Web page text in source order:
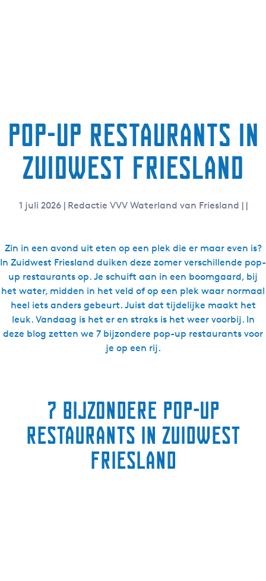
Pop-up restaurants in
Zuidwest Friesland
1 juli 2026 | Redactie VVV Waterland van Friesland | |
Zin in een avond uit eten op een plek die er maar even is?
In Zuidwest Friesland duiken deze zomer verschillende pop-
up restaurants op. Je schuift aan in een boomgaard, bij
het water, midden in het veld of op een plek waar normaal
heel iets anders gebeurt. Juist dat tijdelijke maakt het
leuk. Vandaag is het er en straks is het weer voorbij. In
deze blog zetten we 7 bijzondere pop-up restaurants voor
je op een rij.
7 bijzondere pop-up
restaurants in Zuidwest
Friesland